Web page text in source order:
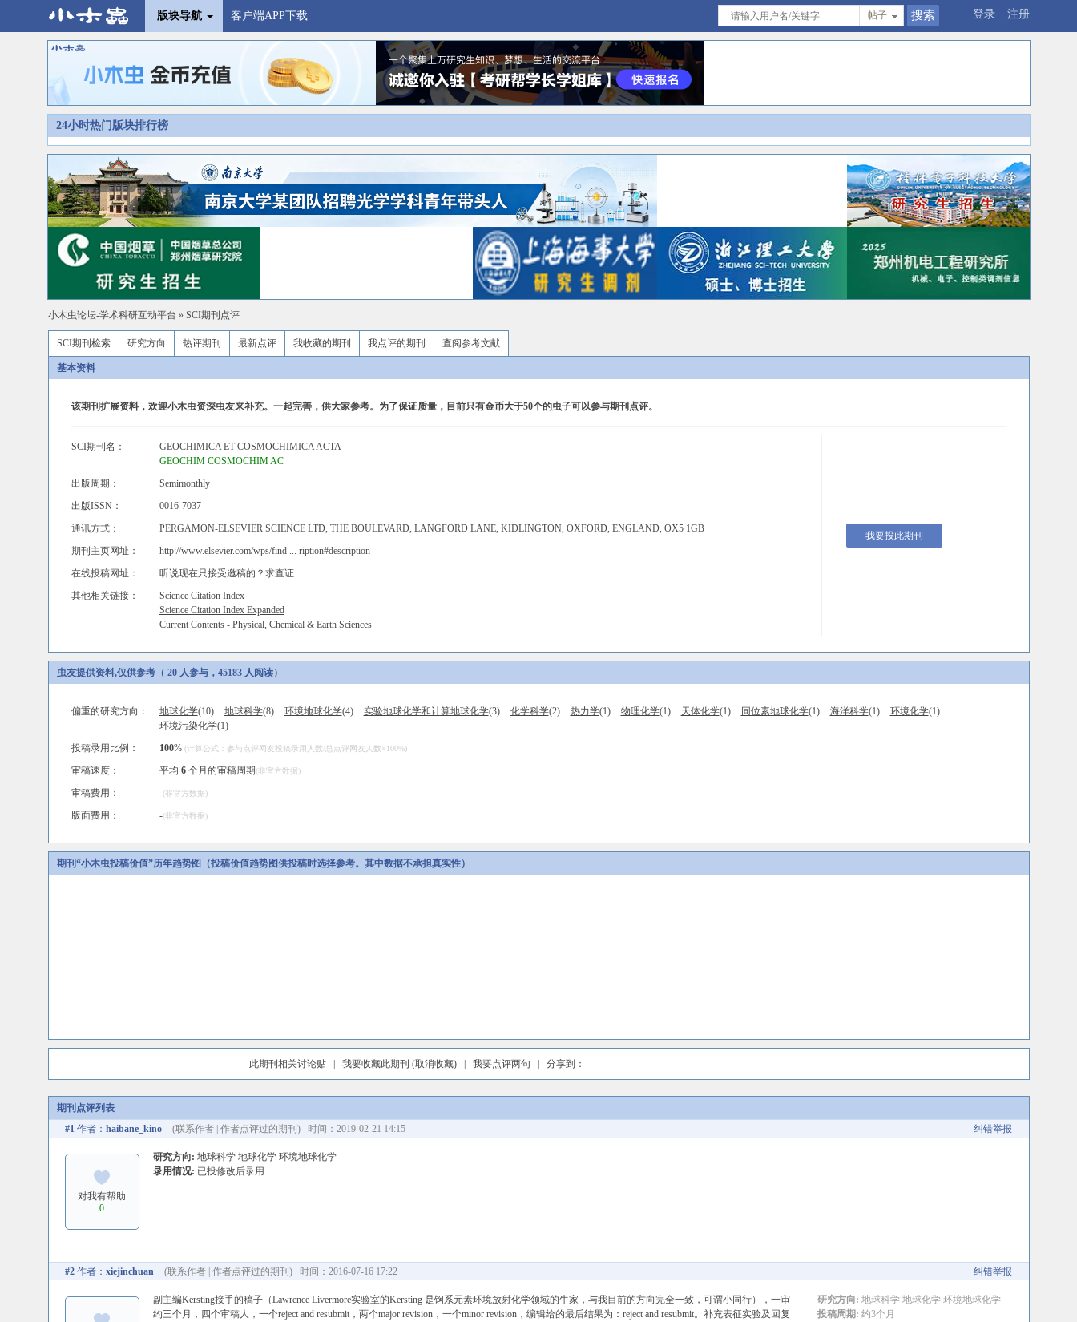
版块导航 客户端APP下载 登录 注册
帖子
24小时热门版块排行榜
小木虫论坛-学术科研互动平台 » SCI期刊点评
SCI期刊检索 研究方向 热评期刊 最新点评 我收藏的期刊 我点评的期刊 查阅参考文献
基本资料
该期刊扩展资料，欢迎小木虫资深虫友来补充。一起完善，供大家参考。为了保证质量，目前只有金币大于50个的虫子可以参与期刊点评。
SCI期刊名：
GEOCHIMICA ET COSMOCHIMICA ACTA
GEOCHIM COSMOCHIM AC
我要投此期刊
出版周期：
Semimonthly
出版ISSN：
0016-7037
通讯方式：
PERGAMON-ELSEVIER SCIENCE LTD, THE BOULEVARD, LANGFORD LANE, KIDLINGTON, OXFORD, ENGLAND, OX5 1GB
期刊主页网址：
http://www.elsevier.com/wps/find ... ription#description
在线投稿网址：
听说现在只接受邀稿的？求查证
其他相关链接：
Science Citation Index
Science Citation Index Expanded
Current Contents - Physical, Chemical & Earth Sciences
虫友提供资料,仅供参考（ 20 人参与，45183 人阅读）
偏重的研究方向： 地球化学(10) 地球科学(8) 环境地球化学(4) 实验地球化学和计算地球化学(3) 化学科学(2) 热力学(1) 物理化学(1) 天体化学(1) 同位素地球化学(1) 海洋科学(1) 环境化学(1)
环境污染化学(1)
投稿录用比例：
100% (计算公式：参与点评网友投稿录用人数/总点评网友人数×100%)
审稿速度： 平均 6个月的审稿周期(非官方数据)
审稿费用： -(非官方数据)
版面费用： -(非官方数据)
期刊“小木虫投稿价值”历年趋势图（投稿价值趋势图供投稿时选择参考。其中数据不承担真实性）
此期刊相关讨论贴| 我要收藏此期刊 (取消收藏)| 我要点评两句 | 分享到：
期刊点评列表
#1作者： haibane_kino (联系作者| 作者点评过的期刊 ) 时间：2019-02-21 14:15 纠错举报
对我有帮助
0
研究方向: 地球科学 地球化学 环境地球化学
录用情况: 已投修改后录用
#2作者： xiejinchuan (联系作者| 作者点评过的期刊 ) 时间：2016-07-16 17:22 纠错举报
副主编Kersting接手的稿子（Lawrence Livermore实验室的Kersting 是锕系元素环境放射化学领域的牛家，与我目前的方向完全一致，可谓小同行），一审
约三个月，四个审稿人，一个reject and resubmit，两个major revision，一个minor revision，编辑给的最后结果为：reject and resubmit。补充表征实验及回复
研究方向: 地球科学 地球化学 环境地球化学
投稿周期: 约3个月